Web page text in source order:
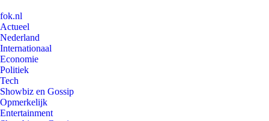
fok.nl
Actueel
Nederland
Internationaal
Economie
Politiek
Tech
Showbiz en Gossip
Opmerkelijk
Entertainment